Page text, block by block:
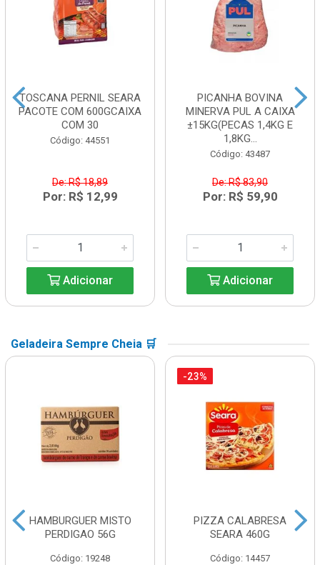
TOSCANA PERNIL SEARA
PACOTE COM 600GCAIXA
COM 30
Código: 44551
De: R$ 18,89
Por: R$ 12,99
Adicionar
PICANHA BOVINA
MINERVA PUL A CAIXA
±15KG(PECAS 1,4KG E
1,8KG...
Código: 43487
De: R$ 83,90
Por: R$ 59,90
Adicionar
Geladeira Sempre Cheia 🛒
HAMBURGUER MISTO
PERDIGAO 56G
Código: 19248
-23%
PIZZA CALABRESA
SEARA 460G
Código: 14457